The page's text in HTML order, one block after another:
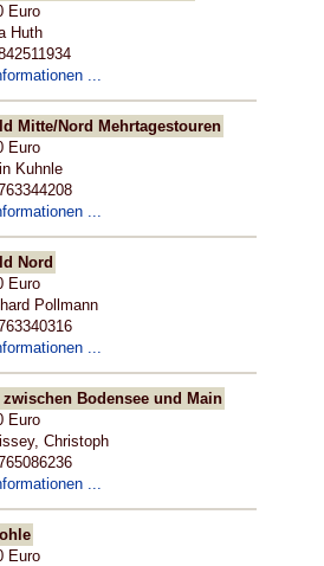
Euro
Huth
...
Mitte/Nord Mehrtagestouren
Euro
Kuhnle
...
Nord
Euro
Pollmann
...
Bodensee und Main
Euro
Christoph
...
Euro